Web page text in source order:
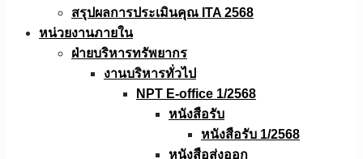
สรุปผลการประเมินคุณ ITA 2568
หน่วยงานภายใน
ฝ่ายบริหารทรัพยากร
งานบริหารทั่วไป
NPT E-office 1/2568
หนังสือรับ
หนังสือรับ 1/2568
หนังสือส่งออก